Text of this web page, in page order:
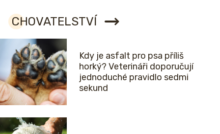
CHOVATELSTVÍ
Kdy je asfalt pro psa příliš
horký? Veterináři doporučují
jednoduché pravidlo sedmi
sekund